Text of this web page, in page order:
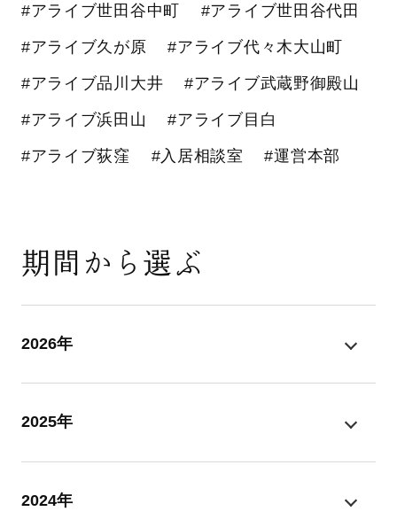
#アライブ世田谷中町 #アライブ世田谷代田
#アライブ久が原 #アライブ代々木大山町
#アライブ品川大井 #アライブ武蔵野御殿山
#アライブ浜田山 #アライブ目白
#アライブ荻窪 #入居相談室 #運営本部
期間から選ぶ
2026年
2025年
2024年